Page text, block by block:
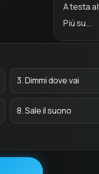
A testa
Più su...
3. Dimmi dove vai
8. Sale il suono